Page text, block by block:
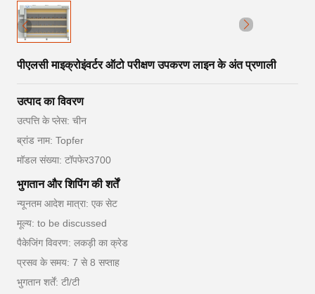
पीएलसी माइक्रोइंवर्टर ऑटो परीक्षण उपकरण लाइन के अंत प्रणाली
उत्पाद का विवरण
उत्पत्ति के प्लेस: चीन
ब्रांड नाम: Topfer
मॉडल संख्या: टॉपफेर3700
भुगतान और शिपिंग की शर्तें
न्यूनतम आदेश मात्रा: एक सेट
मूल्य: to be discussed
पैकेजिंग विवरण: लकड़ी का क्रेड
प्रसव के समय: 7 से 8 सप्ताह
भुगतान शर्तें: टी/टी